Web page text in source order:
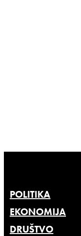
POLITIKA
EKONOMIJA
DRUŠTVO